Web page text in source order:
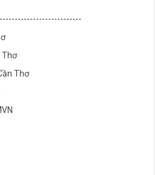
Thơ
Thơ